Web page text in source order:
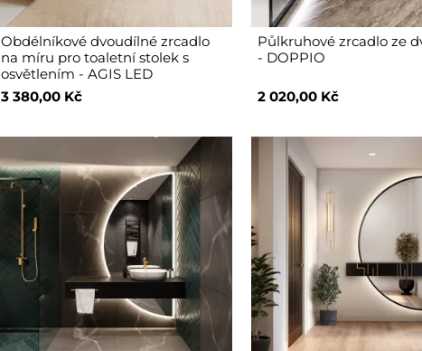
Obdélníkové dvoudílné zrcadlo
na míru pro toaletní stolek s
osvětlením - AGIS LED
3 380,00 Kč
Půlkruhové zrcadlo ze
- DOPPIO
2 020,00 Kč